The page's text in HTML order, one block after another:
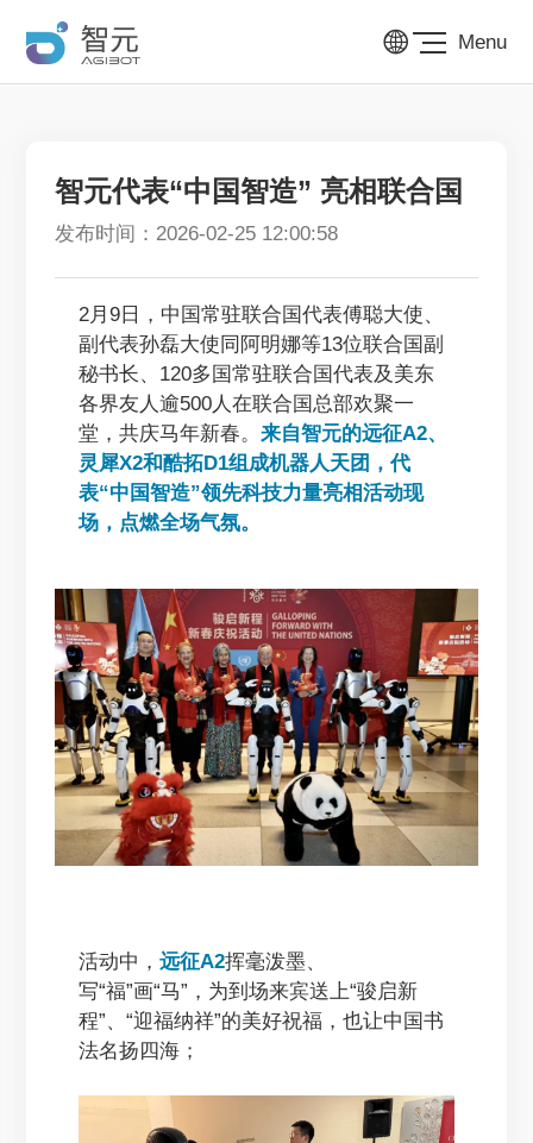
Menu
智元代表“中国智造” 亮相联合国
发布时间：2026-02-25 12:00:58
2月9日，中国常驻联合国代表傅聪大使、
副代表孙磊大使同阿明娜等13位联合国副
秘书长、120多国常驻联合国代表及美东
各界友人逾500人在联合国总部欢聚一
堂，共庆马年新春。来自智元的远征A2、
灵犀X2和酷拓D1组成机器人天团，代
表“中国智造”领先科技力量亮相活动现
场，点燃全场气氛。
活动中，远征A2挥毫泼墨、
写“福”画“马”，为到场来宾送上“骏启新
程”、“迎福纳祥”的美好祝福，也让中国书
法名扬四海；